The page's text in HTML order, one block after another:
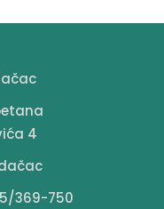
4
369-750